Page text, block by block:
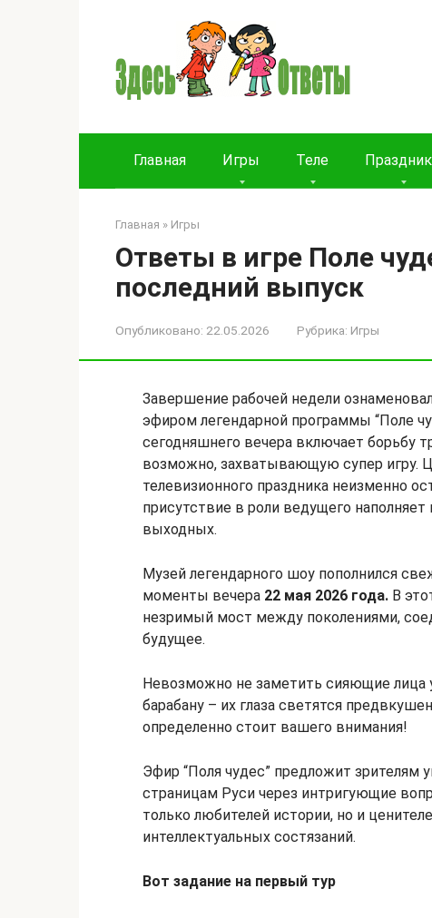
Главная Игры Теле
Главная » Игры
Ответы в игре Поле
последний выпуск
Опубликовано: 22.05.2026 Рубрика: Игры
Завершение рабочей недели
эфиром легендарной программы “Поле
сегодняшнего вечера включает борьбу
возможно, захватывающую супер игру.
телевизионного праздника неизменно
присутствие в роли ведущего
выходных.
Музей легендарного шоу пополнился
моменты вечера 22 мая 2026 года. В
незримый мост между поколениями,
будущее.
Невозможно не заметить сияющие лица
барабану – их глаза светятся
определенно стоит вашего внимания!
Эфир “Поля чудес” предложит зрителям
страницам Руси через интригующие
только любителей истории, но и
интеллектуальных состязаний.
Вот задание на первый тур